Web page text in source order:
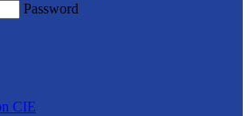
Password
CIE